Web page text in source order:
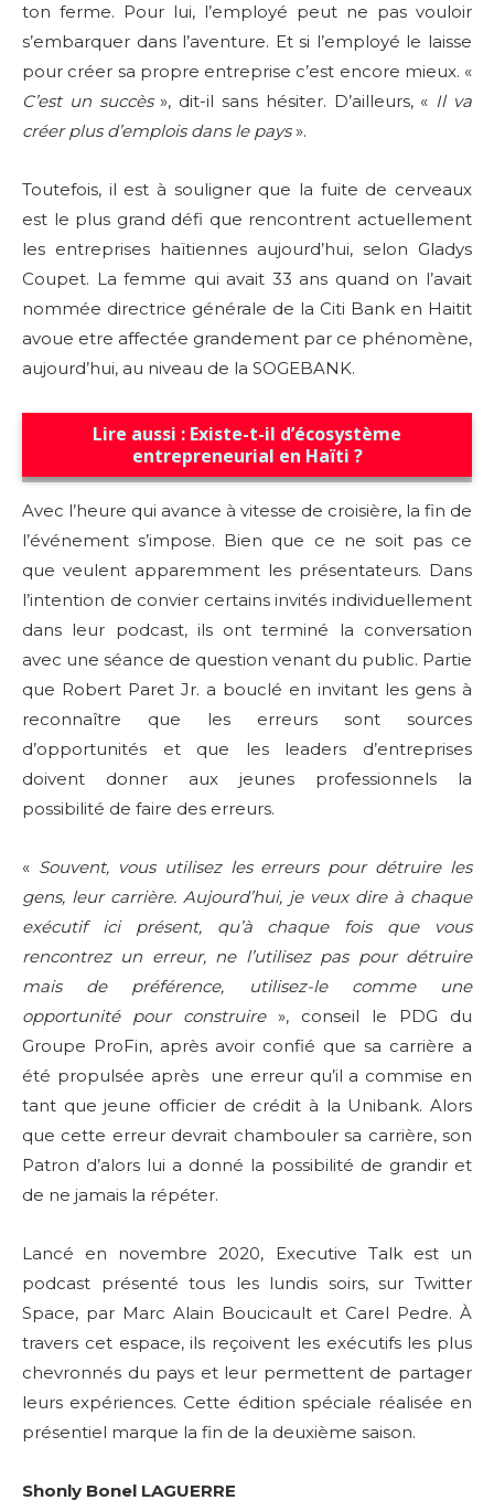
Don't miss
out!
Sing up for our newsletter
to stay in the loop.
SUBSCRIBE
ton ferme. Pour lui, l’employé peut ne pas vouloir
s’embarquer dans l’aventure. Et si l’employé le laisse
pour créer sa propre entreprise c’est encore mieux. «
C’est un succès», dit-il sans hésiter. D’ailleurs, « Il va
créer plus d’emplois dans le pays».
Toutefois, il est à souligner que la fuite de cerveaux
est le plus grand défi que rencontrent actuellement
les entreprises haïtiennes aujourd’hui, selon Gladys
Coupet. La femme qui avait 33 ans quand on l’avait
nommée directrice générale de la Citi Bank en Haitit
avoue etre affectée grandement par ce phénomène,
aujourd’hui, au niveau de la SOGEBANK.
Lire aussi : Existe-t-il d’écosystème
entrepreneurial en Haïti ?
Avec l’heure qui avance à vitesse de croisière, la fin de
l’événement s’impose. Bien que ce ne soit pas ce
que veulent apparemment les présentateurs. Dans
l’intention de convier certains invités individuellement
dans leur podcast, ils ont terminé la conversation
avec une séance de question venant du public. Partie
que Robert Paret Jr. a bouclé en invitant les gens à
reconnaître que les erreurs sont sources
d’opportunités et que les leaders d’entreprises
doivent donner aux jeunes professionnels la
possibilité de faire des erreurs.
« Souvent, vous utilisez les erreurs pour détruire les
gens, leur carrière. Aujourd’hui, je veux dire à chaque
exécutif ici présent, qu’à chaque fois que vous
rencontrez un erreur, ne l’utilisez pas pour détruire
mais de préférence, utilisez-le comme une
opportunité pour construire», conseil le PDG du
Groupe ProFin, après avoir confié que sa carrière a
été propulsée après une erreur qu’il a commise en
tant que jeune officier de crédit à la Unibank. Alors
que cette erreur devrait chambouler sa carrière, son
Patron d’alors lui a donné la possibilité de grandir et
de ne jamais la répéter.
Lancé en novembre 2020, Executive Talk est un
podcast présenté tous les lundis soirs, sur Twitter
Space, par Marc Alain Boucicault et Carel Pedre. À
travers cet espace, ils reçoivent les exécutifs les plus
chevronnés du pays et leur permettent de partager
leurs expériences. Cette édition spéciale réalisée en
présentiel marque la fin de la deuxième saison.
Shonly Bonel LAGUERRE